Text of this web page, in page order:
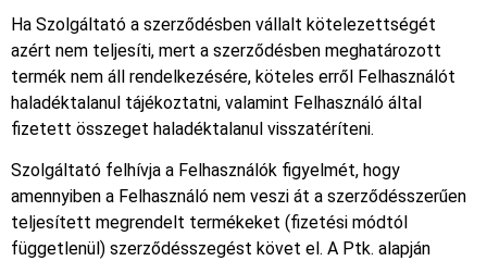
Ha Szolgáltató a szerződésben vállalt kötelezettségét
azért nem teljesíti, mert a szerződésben meghatározott
termék nem áll rendelkezésére, köteles erről Felhasználót
haladéktalanul tájékoztatni, valamint Felhasználó által
fizetett összeget haladéktalanul visszatéríteni.
Szolgáltató felhívja a Felhasználók figyelmét, hogy
amennyiben a Felhasználó nem veszi át a szerződésszerűen
teljesített megrendelt termékeket (fizetési módtól
függetlenül) szerződésszegést követ el. A Ptk. alapján